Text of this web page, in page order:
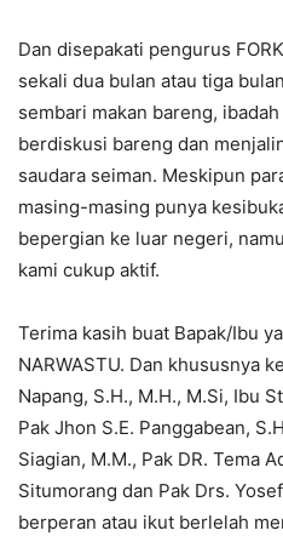
Dan disepakati pengurus
sekali dua bulan atau tiga
sembari makan bareng,
berdiskusi bareng dan
saudara seiman. Meskipun
masing-masing punya
bepergian ke luar negeri,
kami cukup aktif.
Terima kasih buat Bapak/Ibu
NARWASTU. Dan khususnya
Napang, S.H., M.H., M.Si, Ibu
Pak Jhon S.E. Panggabean,
Siagian, M.M., Pak DR. Tema
Situmorang dan Pak Drs.
berperan atau ikut berlelah